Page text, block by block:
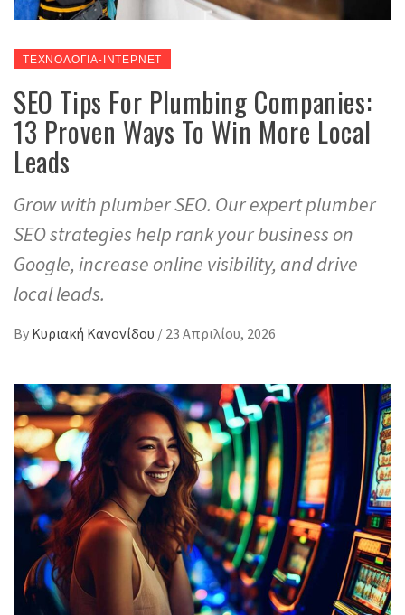
ΤΕΧΝΟΛΟΓΙΑ-ΙΝΤΕΡΝΕΤ
SEO Tips For Plumbing Companies:
13 Proven Ways To Win More Local
Leads
Grow with plumber SEO. Our expert plumber
SEO strategies help rank your business on
Google, increase online visibility, and drive
local leads.
By Κυριακή Κανονίδου / 23 Απριλίου, 2026